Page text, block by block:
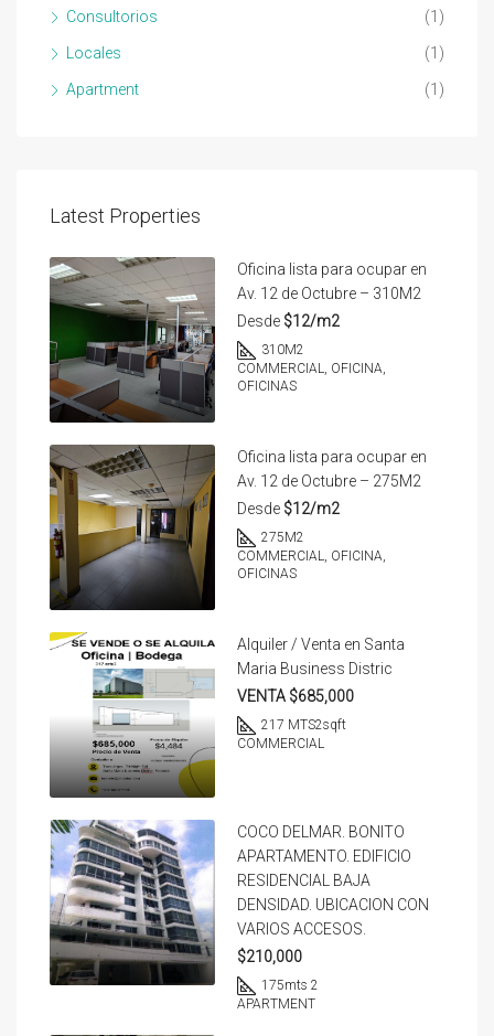
Consultorios (1)
Locales (1)
Apartment (1)
Latest Properties
Oficina lista para ocupar en
Av. 12 de Octubre – 310M2
Desde $12/m2
310M2
COMMERCIAL, OFICINA,
OFICINAS
Oficina lista para ocupar en
Av. 12 de Octubre – 275M2
Desde $12/m2
275M2
COMMERCIAL, OFICINA,
OFICINAS
Alquiler / Venta en Santa
Maria Business Distric
VENTA $685,000
217 MTS2sqft
COMMERCIAL
COCO DELMAR. BONITO
APARTAMENTO. EDIFICIO
RESIDENCIAL BAJA
DENSIDAD. UBICACION CON
VARIOS ACCESOS.
$210,000
175mts 2
APARTMENT